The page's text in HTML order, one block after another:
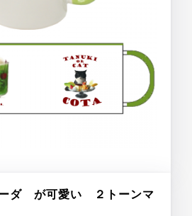
ダ が可愛い ２トーンマ